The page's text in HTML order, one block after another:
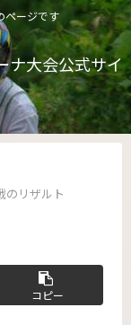
ページです
ナ大会公式サイ
のリザルト
コピー